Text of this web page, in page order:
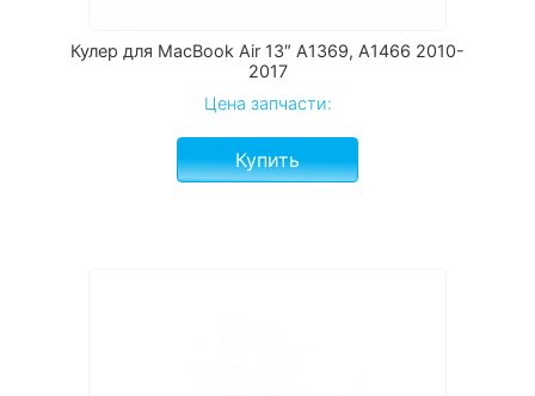
Кулер для MacBook Air 13″ A1369, A1466 2010-
2017
Цена запчасти:
Купить